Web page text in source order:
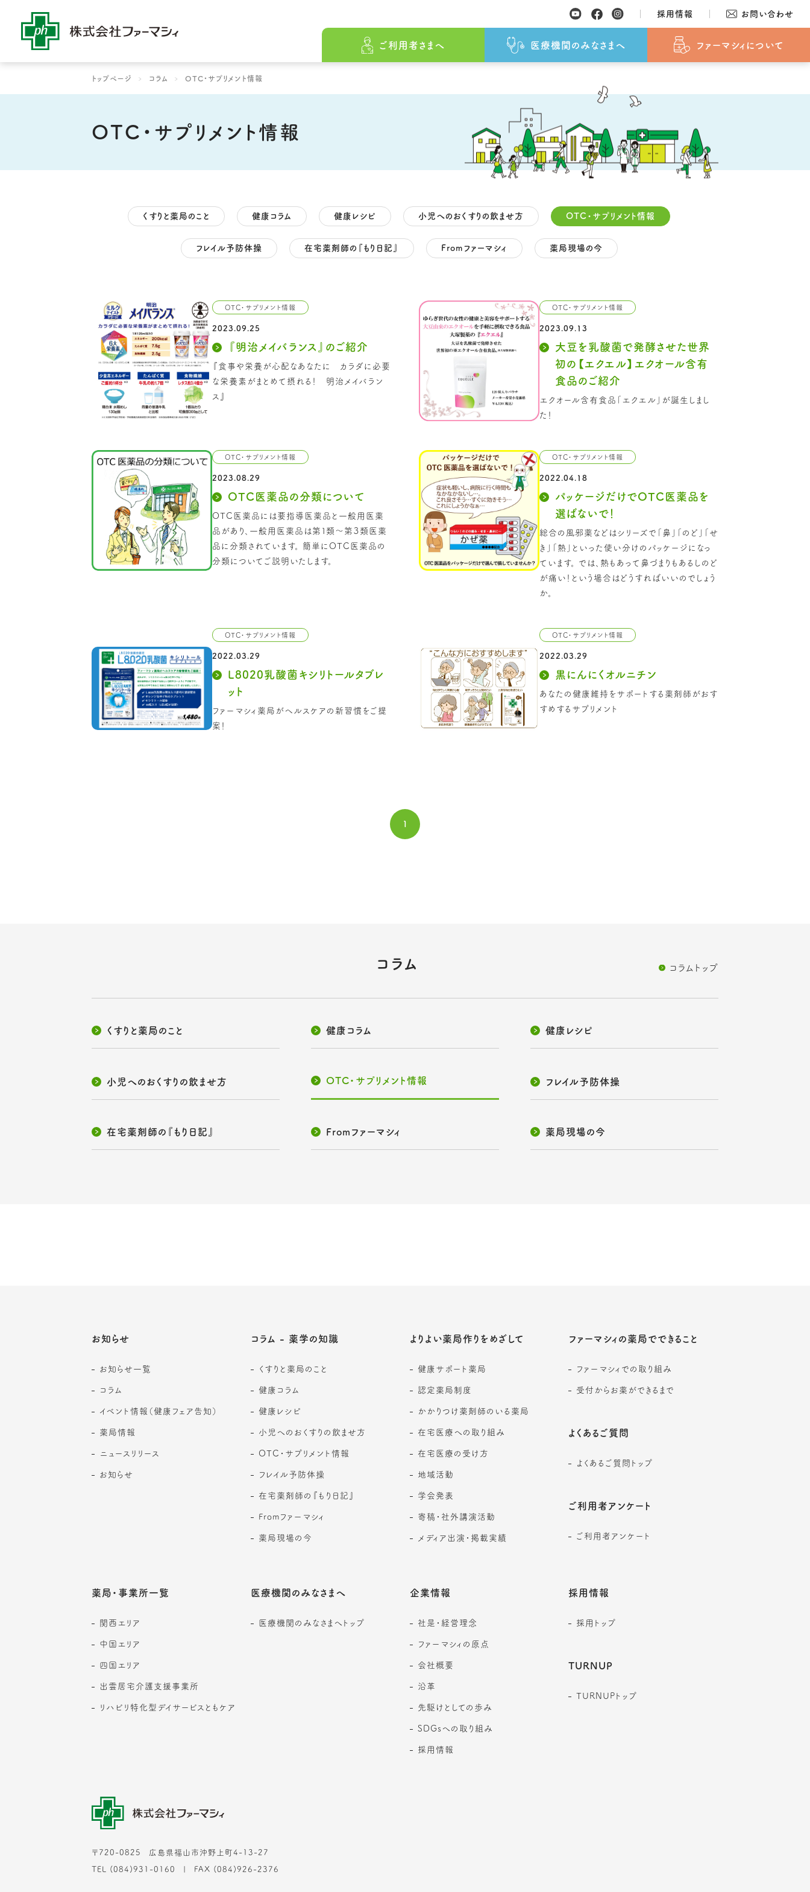
ご利用者さまへ
コラム ファーマシィの薬局でできること 薬局・事業所一覧 よくあるご質問
医療機関のみなさまへ
ファーマシィの薬局でできること 薬局・事業所一覧
ファーマシィについて
社是・経営理念 先駆けとしての歩み 採用情報
採用情報 お問い合わせ
トップページ コラム OTC・サプリメント情報
OTC・サプリメント情報
くすりと薬局のこと 健康コラム 健康レシピ 小児へのおくすりの飲ませ方 OTC・サプリメント情報
フレイル予防体操 在宅薬剤師の『もり日記』 Fromファーマシィ 薬局現場の今
OTC・サプリメント情報
2023.09.25
『明治メイバランス』のご紹介
『食事や栄養が心配なあなたに カラダに必要
な栄養素がまとめて摂れる！ 明治メイバラン
ス』
OTC・サプリメント情報
2023.09.13
大豆を乳酸菌で発酵させた世界
初の【エクエル】エクオール含有
食品のご紹介
エクオール含有食品「エクエル」が誕生しまし
た！
OTC・サプリメント情報
2023.08.29
OTC医薬品の分類について
OTC医薬品には要指導医薬品と一般用医薬
品があり、一般用医薬品は第１類～第３類医薬
品に分類されています。 簡単にOTC医薬品の
分類についてご説明いたします。
OTC・サプリメント情報
2022.04.18
パッケージだけでOTC医薬品を
選ばないで！
総合の風邪薬などはシリーズで「鼻」「のど」「せ
き」「熱」といった使い分けのパッケージになっ
ています。 では、熱もあって鼻づまりもあるしのど
が痛い！という場合はどうすればいいのでしょう
か。
OTC・サプリメント情報
2022.03.29
L8020乳酸菌キシリトールタブレ
ット
ファーマシィ薬局がヘルスケアの新習慣をご提
案！
OTC・サプリメント情報
2022.03.29
黒にんにくオルニチン
あなたの健康維持をサポートする薬剤師がおす
すめするサプリメント
1
コラム コラムトップ
くすりと薬局のこと 健康コラム 健康レシピ
小児へのおくすりの飲ませ方 OTC・サプリメント情報 フレイル予防体操
在宅薬剤師の『もり日記』 Fromファーマシィ 薬局現場の今
お知らせ
お知らせ一覧
コラム
イベント情報（健康フェア告知）
薬局情報
ニュースリリース
お知らせ
コラム - 薬学の知識
くすりと薬局のこと
健康コラム
健康レシピ
小児へのおくすりの飲ませ方
OTC・サプリメント情報
フレイル予防体操
在宅薬剤師の『もり日記』
Fromファーマシィ
薬局現場の今
よりよい薬局作りをめざして
健康サポート薬局
認定薬局制度
かかりつけ薬剤師のいる薬局
在宅医療への取り組み
在宅医療の受け方
地域活動
学会発表
寄稿・社外講演活動
メディア出演・掲載実績
ファーマシィの薬局でできること
ファーマシィでの取り組み
受付からお薬ができるまで
よくあるご質問
よくあるご質問トップ
ご利用者アンケート
ご利用者アンケート
薬局・事業所一覧
関西エリア
中国エリア
四国エリア
出雲居宅介護支援事業所
リハビリ特化型デイサービスともケア
医療機関のみなさまへ
医療機関のみなさまへトップ
企業情報
社是・経営理念
ファーマシィの原点
会社概要
沿革
先駆けとしての歩み
SDGsへの取り組み
採用情報
採用情報
採用トップ
TURNUP
TURNUPトップ
〒720-0825 広島県福山市沖野上町4-13-27
TEL (084)931-0160 FAX (084)926-2376